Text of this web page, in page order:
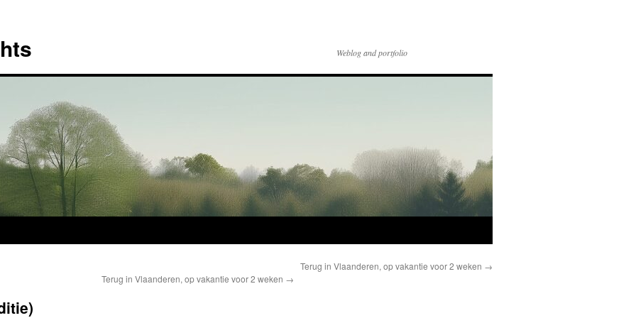
Weblog and portfolio
Terug in Vlaanderen, op vakantie voor 2 weken →
Terug in Vlaanderen, op vakantie voor 2 weken →